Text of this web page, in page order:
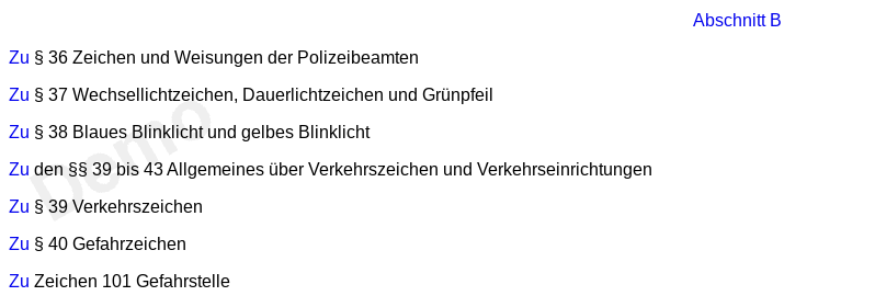
Abschnitt B
Zu § 36 Zeichen und Weisungen der Polizeibeamten
Zu § 37 Wechsellichtzeichen, Dauerlichtzeichen und Grünpfeil
Zu § 38 Blaues Blinklicht und gelbes Blinklicht
Zu den §§ 39 bis 43 Allgemeines über Verkehrszeichen und Verkehrseinrichtungen
Zu § 39 Verkehrszeichen
Zu § 40 Gefahrzeichen
Zu Zeichen 101 Gefahrstelle